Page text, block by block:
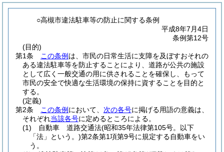
○高槻市違法駐車等の防止に関する条例
平成8年7月4日
条例第12号
(目的)
第1条
この条例 は、市民の日常生活に支障を及ぼすおそれの
ある違法駐車等を防止することにより、道路が公共の施設
として広く一般交通の用に供されることを確保し、もって
市民の安全で快適な生活環境の保持に資することを目的と
する。
(定義)
第2条
この条例 において、 次の各号に掲げる用語の意義は、
それぞれ当該各号に定めるところによる。
(1)
自動車 道路交通法(昭和35年法律第105号。以下
「法」という。)第2条第1項第9号に規定する自動車をい
う。